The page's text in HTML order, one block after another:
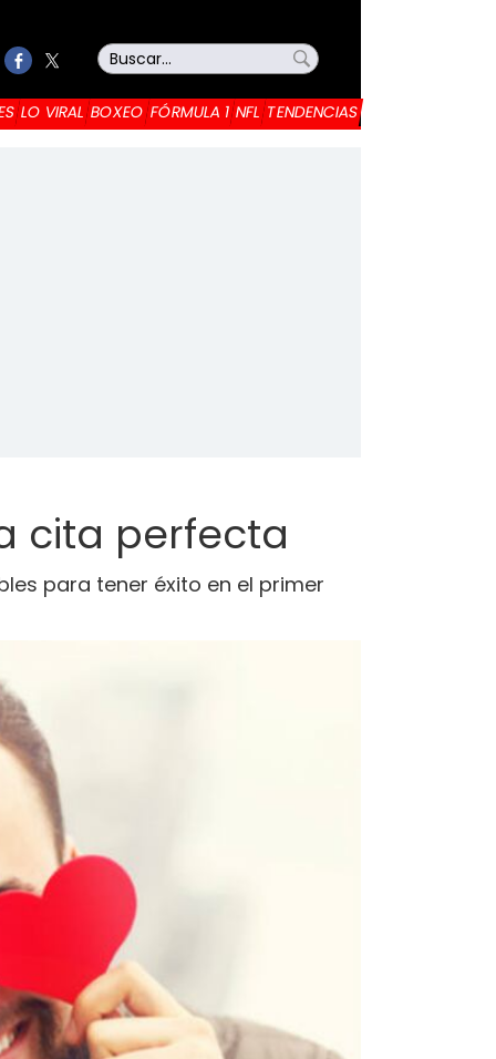
LO VIRAL BOXEO FÓRMULA 1 NFL TENDENCIAS
cita perfecta
para tener éxito en el primer